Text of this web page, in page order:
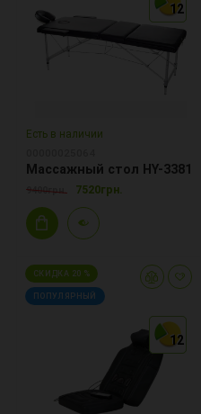
12
12
12
Есть в наличии
Массажный стол HY-3381
9400грн. 7520грн.
12
12
12
СКИДКА 20 %
ПОПУЛЯРНЫЙ